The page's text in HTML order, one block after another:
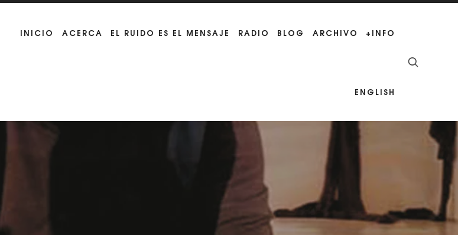
INICIO ACERCA EL RUIDO ES EL MENSAJE RADIO BLOG ARCHIVO +INFO
ENGLISH